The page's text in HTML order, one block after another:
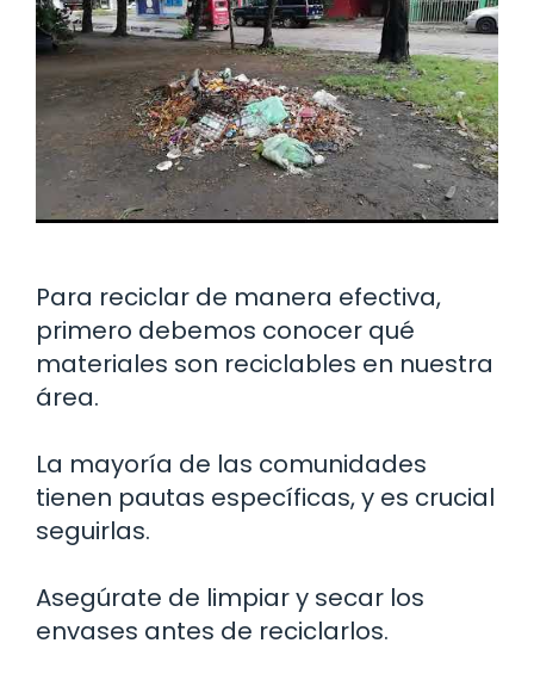
Para reciclar de manera efectiva,
primero debemos conocer qué
materiales son reciclables en nuestra
área.
La mayoría de las comunidades
tienen pautas específicas, y es crucial
seguirlas.
Asegúrate de limpiar y secar los
envases antes de reciclarlos.